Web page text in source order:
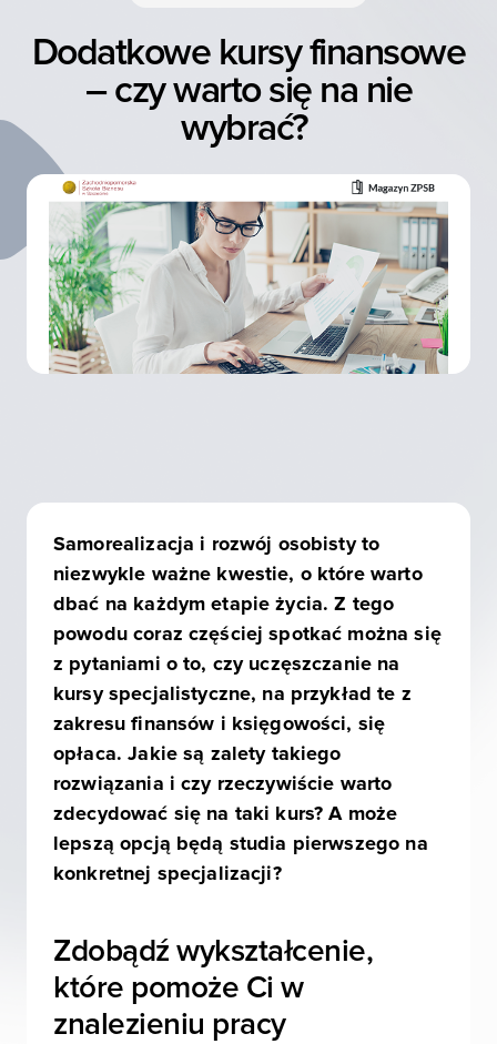
Dodatkowe kursy finansowe
– czy warto się na nie
wybrać?
Samorealizacja i rozwój osobisty to
niezwykle ważne kwestie, o które warto
dbać na każdym etapie życia. Z tego
powodu coraz częściej spotkać można się
z pytaniami o to, czy uczęszczanie na
kursy specjalistyczne, na przykład te z
zakresu finansów i księgowości, się
opłaca. Jakie są zalety takiego
rozwiązania i czy rzeczywiście warto
zdecydować się na taki kurs? A może
lepszą opcją będą studia pierwszego na
konkretnej specjalizacji?
Zdobądź wykształcenie,
które pomoże Ci w
znalezieniu pracy